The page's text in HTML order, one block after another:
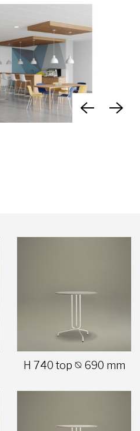
H 740 top ⦰ 690 mm